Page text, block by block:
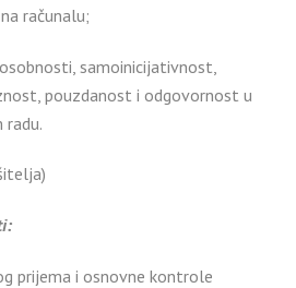
računalu;
samoinicijativnost,
pouzdanost i odgovornost u
i osnovne kontrole